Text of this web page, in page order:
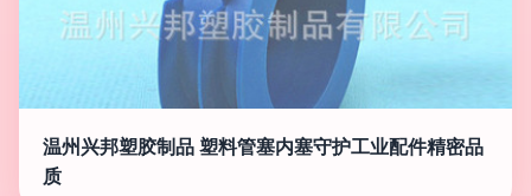
温州兴邦塑胶制品 塑料管塞内塞守护工业配件精密品
质